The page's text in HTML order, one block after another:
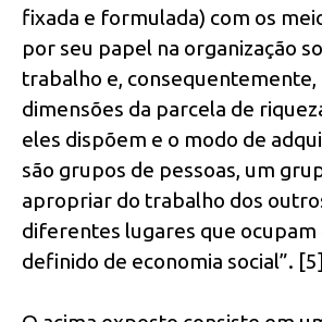
fixada e formulada) com os
por seu papel na organização
trabalho e, consequentemente,
dimensões da parcela de
eles dispõem e o modo de
são grupos de pessoas, um
apropriar do trabalho dos
diferentes lugares que ocupam
definido de economia social”. [5]